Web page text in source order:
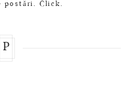
postări. Click.
P